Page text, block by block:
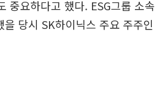
중요하다고 했다. ESG그룹 소속
당시 SK하이닉스 주요 주주인